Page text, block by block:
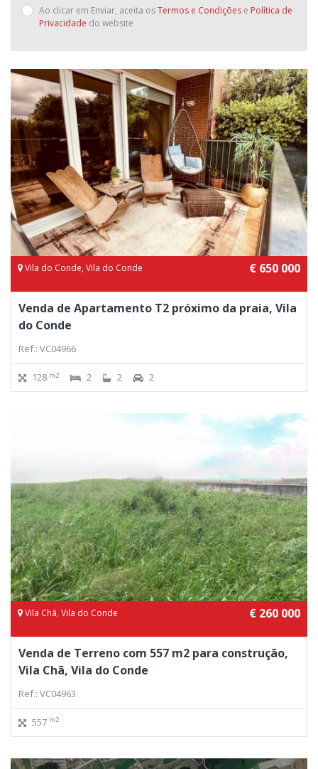
Ao clicar em Enviar, aceita osTermos e Condições e Política de
Privacidade do website
Vila do Conde, Vila do Conde € 650 000
Venda de Apartamento T2 próximo da praia, Vila
do Conde
Ref.: VC04966
128 m2 2 2 2
Vila Chã, Vila do Conde € 260 000
Venda de Terreno com 557 m2 para construção,
Vila Chã, Vila do Conde
Ref.: VC04963
557 m2